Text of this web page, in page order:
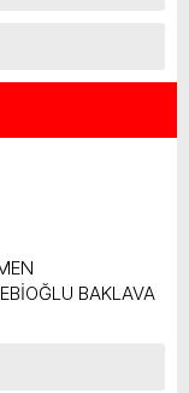
BAKLAVA